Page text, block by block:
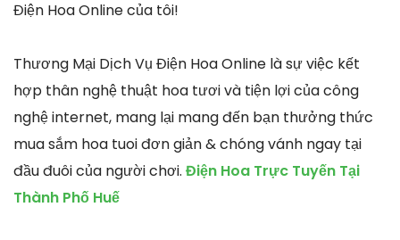
Điện Hoa Online của tôi!
Thương Mại Dịch Vụ Điện Hoa Online là sự việc kết
hợp thân nghệ thuật hoa tươi và tiện lợi của công
nghệ internet, mang lại mang đến bạn thưởng thức
mua sắm hoa tuoi đơn giản & chóng vánh ngay tại
đầu đuôi của người chơi. Điện Hoa Trực Tuyến Tại
Thành Phố Huế